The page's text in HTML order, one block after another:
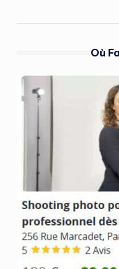
Où